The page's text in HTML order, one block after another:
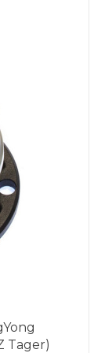
Tager)